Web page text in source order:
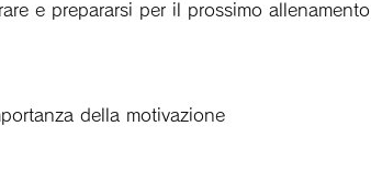
e prepararsi per il prossimo allenamento.
della motivazione